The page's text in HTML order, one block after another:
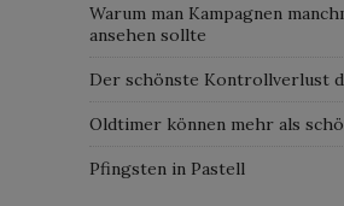
Warum man Kampagnen
ansehen sollte
Der schönste Kontrollverlust
Oldtimer können mehr als
Pfingsten in Pastell